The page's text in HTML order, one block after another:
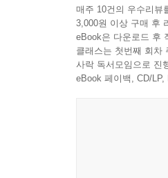
매주 10건의 우수리뷰
3,000원 이상 구매 후
eBook은 다운로드 후
클래스는 첫번째 회차
사락 독서모임으로 진
eBook 페이백, CD/